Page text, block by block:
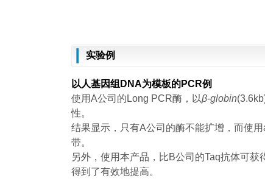
实验例
以 人基因组DNA为模板的PCR例
使用A公司的Long PCR酶，以β-globin
性。
结果显示，只有A公司的酶不能扩增，而使
带。
另外，使用本产品，比B公司的Taq抗体可
得到了有效地提高。